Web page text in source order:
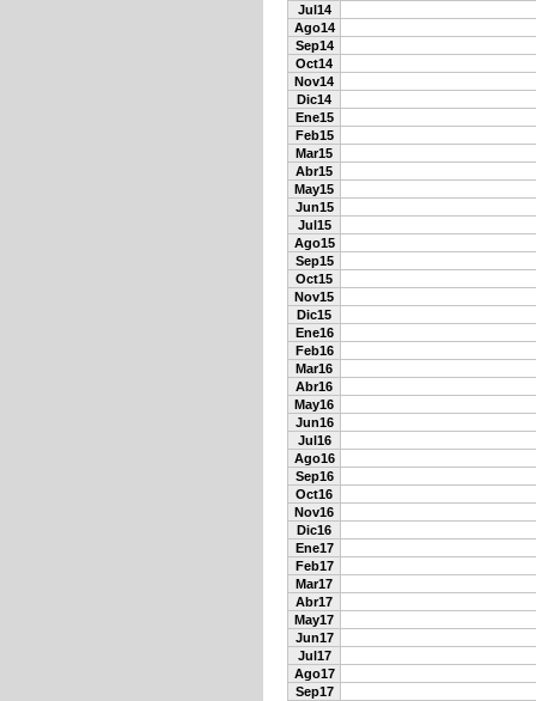
Jul14
Ago14
Sep14
Oct14
Nov14
Dic14
Ene15
Feb15
Mar15
Abr15
May15
Jun15
Jul15
Ago15
Sep15
Oct15
Nov15
Dic15
Ene16
Feb16
Mar16
Abr16
May16
Jun16
Jul16
Ago16
Sep16
Oct16
Nov16
Dic16
Ene17
Feb17
Mar17
Abr17
May17
Jun17
Jul17
Ago17
Sep17